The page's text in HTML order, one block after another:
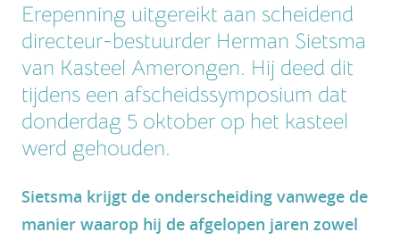
Erepenning uitgereikt aan scheidend
directeur-bestuurder Herman Sietsma
van Kasteel Amerongen. Hij deed dit
tijdens een afscheidssymposium dat
donderdag 5 oktober op het kasteel
werd gehouden.
Sietsma krijgt de onderscheiding vanwege de
manier waarop hij de afgelopen jaren zowel